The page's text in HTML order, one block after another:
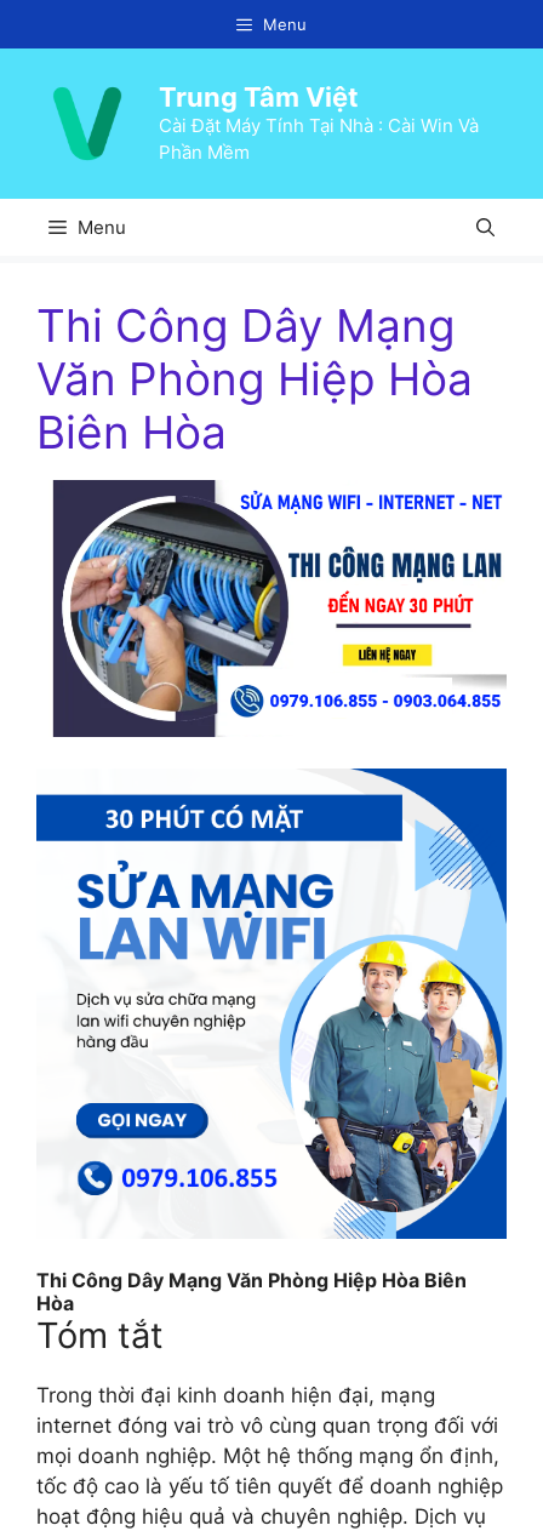
đến
Menu
Trung Tâm Việt
Cài Đặt Máy Tính Tại Nhà : Cài Win Và
Phần Mềm
Menu
Thi Công Dây Mạng
Văn Phòng Hiệp Hòa
Biên Hòa
Thi Công Dây Mạng Văn Phòng Hiệp Hòa Biên
Hòa
Tóm tắt
Trong thời đại kinh doanh hiện đại, mạng
internet đóng vai trò vô cùng quan trọng đối với
mọi doanh nghiệp. Một hệ thống mạng ổn định,
tốc độ cao là yếu tố tiên quyết để doanh nghiệp
hoạt động hiệu quả và chuyên nghiệp. Dịch vụ